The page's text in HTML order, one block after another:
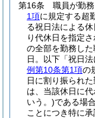
第16条
職員が勤務
1項に規定する超
る祝日法による休
り代休日を指定
の全部を勤務し
日。以下「祝日
例第10条第1項の
日に割り振られ
は、当該休日に
いう。)である場
ことにつき特に